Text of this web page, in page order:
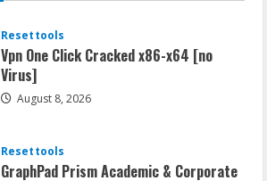
Resettools
Vpn One Click Cracked x86-x64 [no
Virus]
August 8, 2026
Resettools
GraphPad Prism Academic & Corporate